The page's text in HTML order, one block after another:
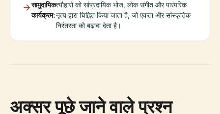
सामुदायिक
कार्यक्रम:
त्यौहारों को सांप्रदायिक भोज, लोक संगीत और पारंपरिक
नृत्य द्वारा चिह्नित किया जाता है, जो एकता और सांस्कृतिक
निरंतरता को बढ़ावा देता है।
अक्सर पूछे जाने वाले प्रश्न